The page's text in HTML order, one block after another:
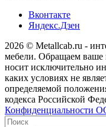
Вконтакте
Яндекс.Дзен
2026 © Metallcab.ru -
мебели. Обращаем ваше
носит исключительно
каких условиях не
определяемой
кодекса Российской
Конфиденциальности